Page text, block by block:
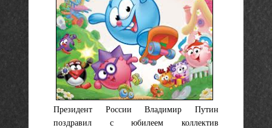
Президент России Владимир Путин
поздравил с юбилеем коллектив